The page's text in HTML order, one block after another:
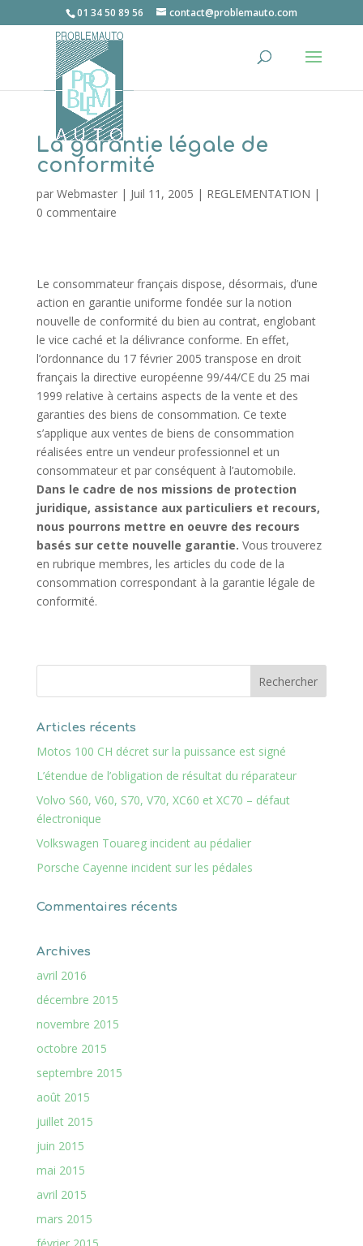
01 34 50 89 56 contact@problemauto.com
La garantie légale de
conformité
par Webmaster| Juil 11, 2005 | REGLEMENTATION |
0 commentaire
Le consommateur français dispose, désormais, d’une
action en garantie uniforme fondée sur la notion
nouvelle de conformité du bien au contrat, englobant
le vice caché et la délivrance conforme. En effet,
l’ordonnance du 17 février 2005 transpose en droit
français la directive européenne 99/44/CE du 25 mai
1999 relative à certains aspects de la vente et des
garanties des biens de consommation. Ce texte
s’applique aux ventes de biens de consommation
réalisées entre un vendeur professionnel et un
consommateur et par conséquent à l’automobile.
Dans le cadre de nos missions de protection
juridique, assistance aux particuliers et recours,
nous pourrons mettre en oeuvre des recours
basés sur cette nouvelle garantie. Vous trouverez
en rubrique membres, les articles du code de la
consommation correspondant à la garantie légale de
conformité.
Articles récents
Motos 100 CH décret sur la puissance est signé
L’étendue de l’obligation de résultat du réparateur
Volvo S60, V60, S70, V70, XC60 et XC70 – défaut
électronique
Volkswagen Touareg incident au pédalier
Porsche Cayenne incident sur les pédales
Commentaires récents
Archives
avril 2016
décembre 2015
novembre 2015
octobre 2015
septembre 2015
août 2015
juillet 2015
juin 2015
mai 2015
avril 2015
mars 2015